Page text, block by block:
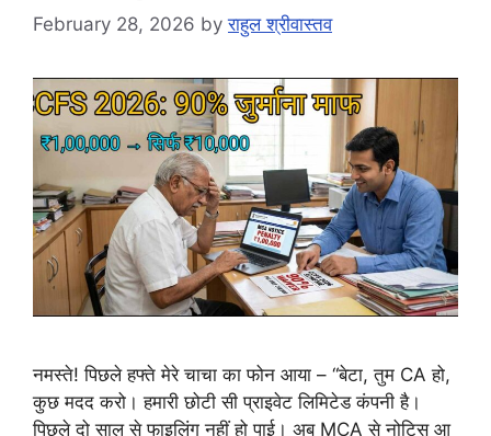
February 28, 2026 byराहुल श्रीवास्तव
नमस्ते! पिछले हफ्ते मेरे चाचा का फोन आया – “बेटा, तुम CA हो,
कुछ मदद करो। हमारी छोटी सी प्राइवेट लिमिटेड कंपनी है।
पिछले दो साल से फाइलिंग नहीं हो पाई। अब MCA से नोटिस आ